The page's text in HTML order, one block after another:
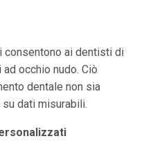
consentono ai dentisti di
occhio nudo. Ciò
dentale non sia
dati misurabili.